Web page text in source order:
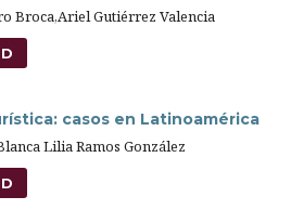
Broca,Ariel Gutiérrez Valencia
casos en Latinoamérica
Lilia Ramos González